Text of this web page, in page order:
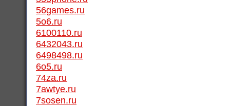
56games.ru
5o6.ru
6100110.ru
6432043.ru
6498498.ru
6o5.ru
74za.ru
7awtye.ru
7sosen.ru